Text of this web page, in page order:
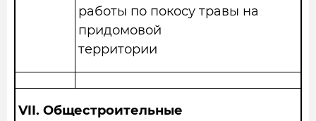
работы по покосу травы на
придомовой
территории
VII. Общестроительные